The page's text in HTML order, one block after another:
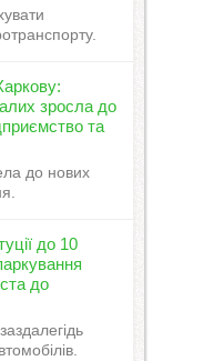
зросла до
та
до нових
до 10
до